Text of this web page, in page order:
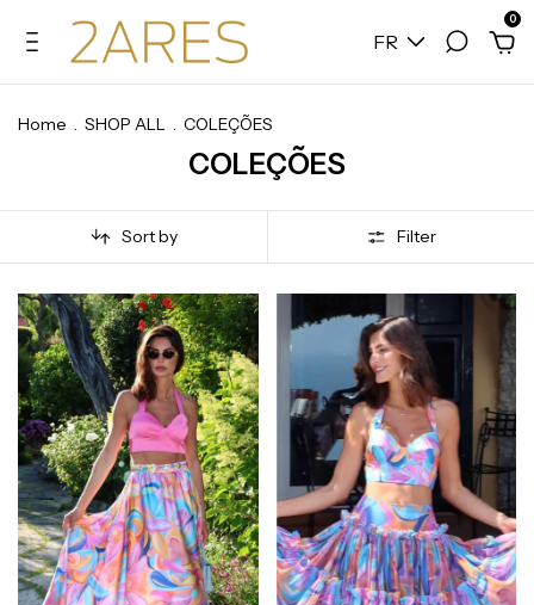
FR
0
Home . SHOP ALL . COLEÇÕES
COLEÇÕES
Sort by Filter